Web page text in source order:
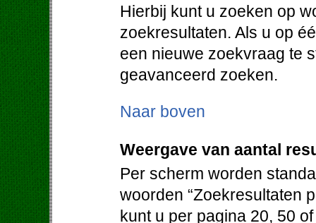
Hierbij kunt u zoeken op
zoekresultaten. Als u op
een nieuwe zoekvraag te
geavanceerd zoeken.
Naar boven
Weergave van aantal
Per scherm worden
woorden “Zoekresultaten
kunt u per pagina 20, 50